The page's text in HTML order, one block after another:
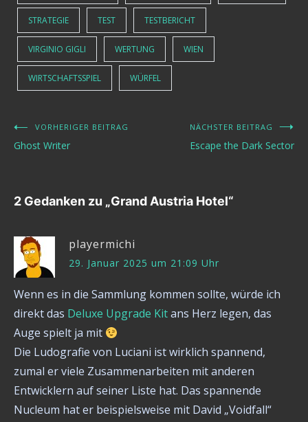
STRATEGIE TEST TESTBERICHT
VIRGINIO GIGLI WERTUNG WIEN
WIRTSCHAFTSSPIEL WÜRFEL
Beitragsnavigation
VORHERIGER BEITRAG
Ghost Writer
NÄCHSTER BEITRAG
Escape the Dark Sector
2 Gedanken zu „Grand Austria Hotel“
playermichi
29. Januar 2025 um 21:09 Uhr
Wenn es in die Sammlung kommen sollte, würde ich
direkt das Deluxe Upgrade Kitans Herz legen, das
Auge spielt ja mit
Die Ludografie von Luciani ist wirklich spannend,
zumal er viele Zusammenarbeiten mit anderen
Entwicklern auf seiner Liste hat. Das spannende
Nucleum hat er beispielsweise mit David „Voidfall“